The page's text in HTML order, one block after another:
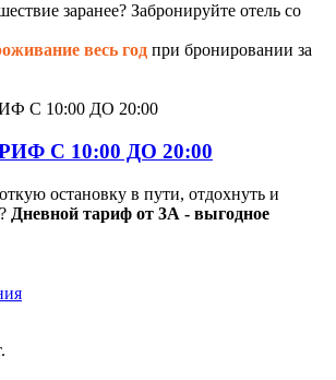
заранее? Забронируйте отель со
весь год при бронировании за
С 10:00 ДО 20:00
остановку в пути, отдохнуть и
Дневной тариф от 3А - выгодное